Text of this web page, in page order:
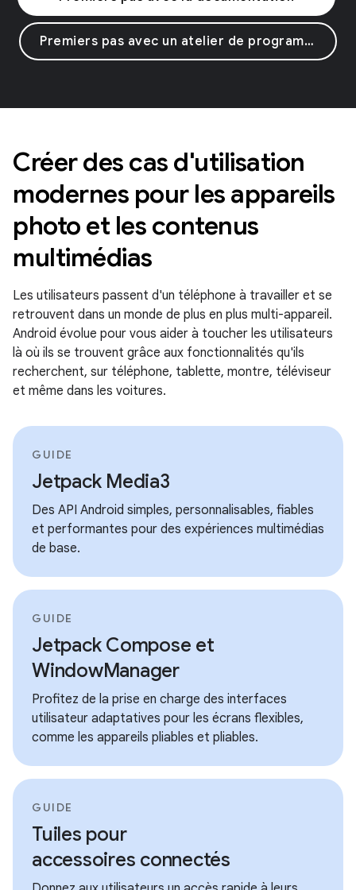
Premiers pas avec un atelier de programmation
Créer des cas d'utilisation
modernes pour les appareils
photo et les contenus
multimédias
Les utilisateurs passent d'un téléphone à travailler et se
retrouvent dans un monde de plus en plus multi-appareil.
Android évolue pour vous aider à toucher les utilisateurs
là où ils se trouvent grâce aux fonctionnalités qu'ils
recherchent, sur téléphone, tablette, montre, téléviseur
et même dans les voitures.
GUIDE
Jetpack Media3
Des API Android simples, personnalisables, fiables
et performantes pour des expériences multimédias
de base.
GUIDE
Jetpack Compose et
WindowManager
Profitez de la prise en charge des interfaces
utilisateur adaptatives pour les écrans flexibles,
comme les appareils pliables et pliables.
GUIDE
Tuiles pour
accessoires connectés